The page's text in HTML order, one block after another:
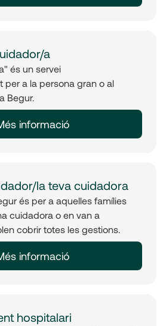
a
és un servei
per a la persona gran o al
Begur.
informació
la teva cuidadora
és per a aquelles famílies
cuidadora o en van a
cobrir totes les gestions.
informació
hospitalari